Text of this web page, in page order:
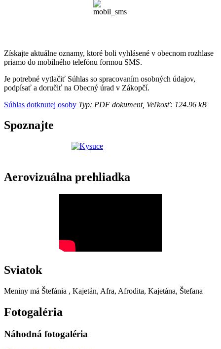
Získajte aktuálne oznamy, ktoré boli vyhlásené v obecnom rozhlase
priamo do mobilného telefónu formou SMS.
Je potrebné vytlačiť Súhlas so spracovaním osobných údajov,
podpísať a doručiť na Obecný úrad v Zákopčí.
Súhlas dotknutej osoby Typ: PDF dokument, Veľkosť: 124.96 kB
Spoznajte
Aerovizuálna prehliadka
Sviatok
Meniny má Štefánia , Kajetán, Afra, Afrodita, Kajetána, Štefana
Fotogaléria
Náhodná fotogaléria